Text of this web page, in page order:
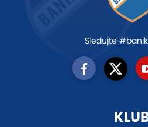
Sledujte